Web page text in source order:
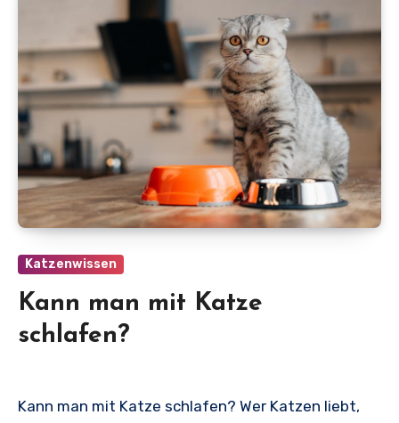
Katzenwissen
Kann man mit Katze
schlafen?
Kann man mit Katze schlafen? Wer Katzen liebt,